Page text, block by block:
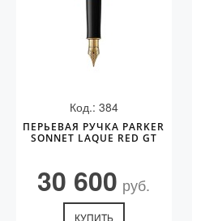
Код.: 384
ПЕРЬЕВАЯ РУЧКА PARKER
SONNET LAQUE RED GT
30 600 руб.
КУПИТЬ